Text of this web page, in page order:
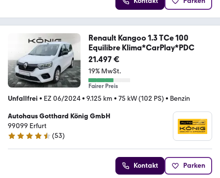
Renault Kangoo 1.3 TCe 100
Equilibre Klima*CarPlay*PDC
21.497 €
19% MwSt.
Fairer Preis
Unfallfrei • EZ 06/2024• 9.125 km • 75 kW (102 PS) • Benzin
Autohaus Gotthard König GmbH
99099 Erfurt
4.7 Sterne
(53)
Kontakt Parken